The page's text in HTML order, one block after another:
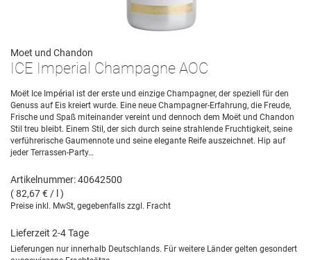
Moet und Chandon
ICE Imperial Champagne AOC
Moët Ice Impérial ist der erste und einzige Champagner, der speziell für den
Genuss auf Eis kreiert wurde. Eine neue Champagner-Erfahrung, die Freude,
Frische und Spaß miteinander vereint und dennoch dem Moët und Chandon
Stil treu bleibt. Einem Stil, der sich durch seine strahlende Fruchtigkeit, seine
verführerische Gaumennote und seine elegante Reife auszeichnet. Hip auf
jeder Terrassen-Party…
Artikelnummer: 40642500
( 82,67 € / l )
Preise inkl. MwSt, gegebenfalls zzgl. Fracht
Lieferzeit 2-4 Tage
Lieferungen nur innerhalb Deutschlands. Für weitere Länder gelten gesondert